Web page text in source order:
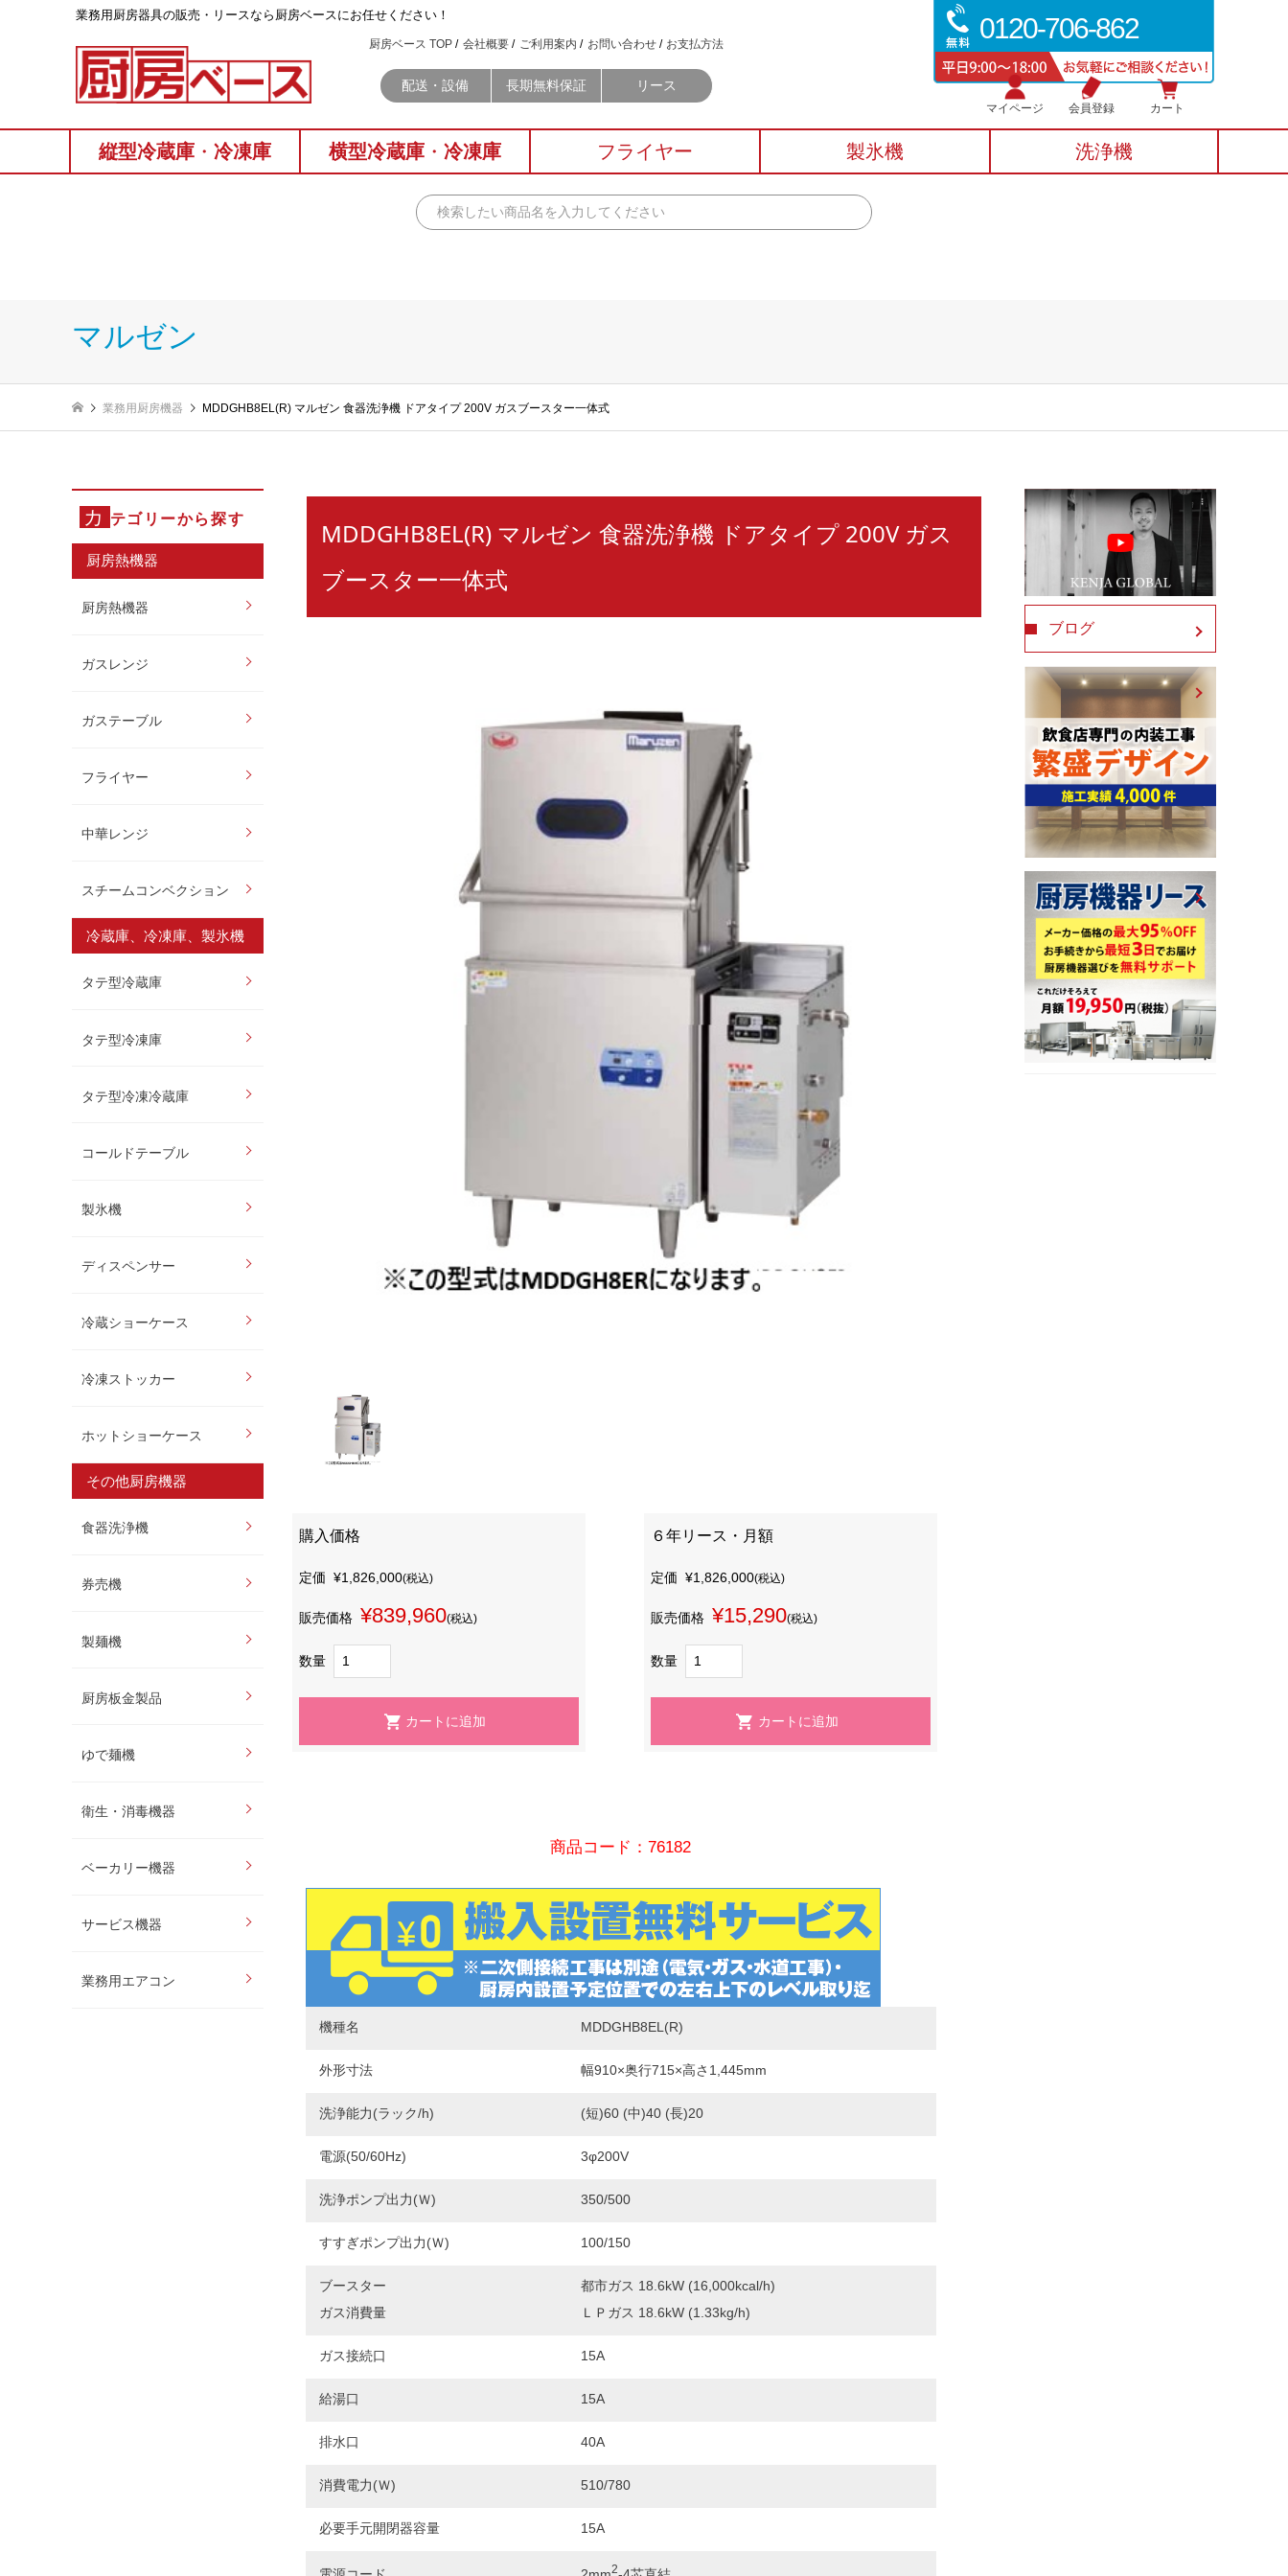
0120-706-862
業務⽤厨房器具の販売・リースなら厨房ベースにお任せください！
厨房ベース TOP 会社概要 ご利用案内 お問い合わせ お支払方法
配送・設備 長期無料保証 リース
マイページ 会員登録 カート
縦型冷蔵庫 ・ 冷凍庫 横型冷蔵庫 ・ 冷凍庫 フライヤー 製氷機 洗浄機
マルゼン
業務用厨房機器 MDDGHB8EL(R) マルゼン 食器洗浄機 ドアタイプ 200V ガスブースター一体式
カ テゴリーから探す
厨房熱機器
厨房熱機器
ガスレンジ
ガステーブル
フライヤー
中華レンジ
スチームコンベクション
冷蔵庫、冷凍庫、製氷機
タテ型冷蔵庫
タテ型冷凍庫
タテ型冷凍冷蔵庫
コールドテーブル
製氷機
ディスペンサー
冷蔵ショーケース
冷凍ストッカー
ホットショーケース
その他厨房機器
食器洗浄機
券売機
製麺機
厨房板金製品
ゆで麺機
衛生・消毒機器
ベーカリー機器
サービス機器
業務用エアコン
MDDGHB8EL(R) マルゼン 食器洗浄機 ドアタイプ 200V ガス
ブースター一体式
購入価格
定価 ¥1,826,000(税込)
販売価格 ¥839,960(税込)
数量
６年リース・月額
定価 ¥1,826,000(税込)
販売価格 ¥15,290(税込)
数量
商品コード：76182
機種名 MDDGHB8EL(R)
外形寸法 幅910×奥行715×高さ1,445mm
洗浄能力(ラック/h) (短)60 (中)40 (長)20
電源(50/60Hz) 3φ200V
洗浄ポンプ出力(Ｗ) 350/500
すすぎポンプ出力(Ｗ) 100/150
ブースター
ガス消費量
都市ガス 18.6kW (16,000kcal/h)
ＬＰガス 18.6kW (1.33kg/h)
ガス接続口 15A
給湯口 15A
排水口 40A
消費電力(Ｗ) 510/780
必要手元開閉器容量 15A
2
ブログ